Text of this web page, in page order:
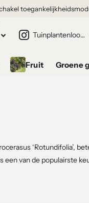
Tuinplantenloods.nl
Fruit Groene
‘Rotundifolia’,
is een van de populairste